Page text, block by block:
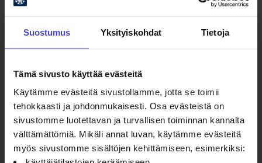
Suostumus Yksityiskohdat Tietoja
Tämä sivusto käyttää evästeitä
Käytämme evästeitä sivustollamme, jotta se toimii
tehokkaasti ja johdonmukaisesti. Osa evästeistä on
sivustomme luotettavan ja turvallisen toiminnan kannalta
välttämättömiä. Mikäli annat luvan, käytämme evästeitä
myös sivustomme sisältöjen kehittämiseen, esimerkiksi:
liittyen perjantaina 13.3. Valve2026
poikkeuksellisesti klo 17–19. Luvassa
on lähes ennalta-arvaamaton Open
perjantaina 20.3. klo 16 Valveen
Paljetissa virittäydytään Oulun
Musiikkijuhlien tunnelmaan
keskustelulla musiikinopetuksesta
sekä Teuvo Pakkalan koulun 4B-
luokan lauluryhmän esityksellä.